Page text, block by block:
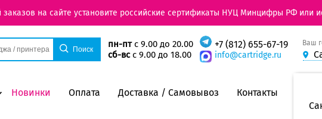
на сайте установите российские сертификаты НУЦ Минцифры РФ или
пн-птс 9.00 до 20.00
сб-всс 9.00 до 18.00
+7 (812) 655-67-19
info@cartridge.ru
Ваш
Новинки Оплата Доставка / Самовывоз Контакты